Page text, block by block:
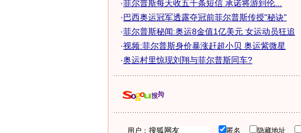
·菲尔普斯每天收五千条短信 承诺将游到伦...
·巴西奥运冠军透露夺冠前菲尔普斯传授"秘诀"
·菲尔普斯秘闻:奥运8金值1亿美元 女运动员狂追
·视频:菲尔普斯身价暴涨赶超小贝 奥运紫微星
·奥运村里惊现刘翔与菲尔普斯同车?
用户： 匿名 隐藏地址